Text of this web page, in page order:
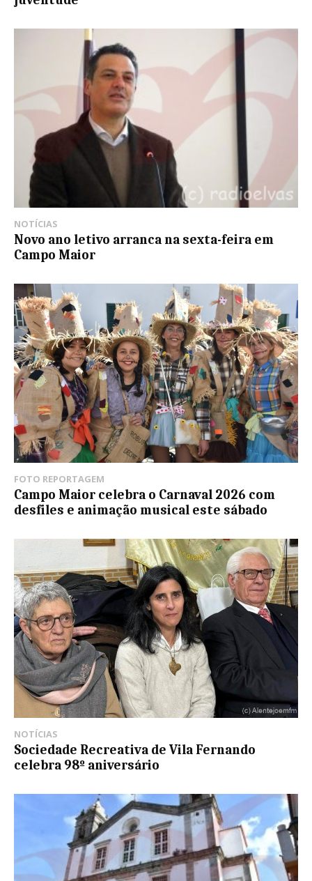
NOTÍCIAS
Novo ano letivo arranca na sexta-feira em
Campo Maior
FOTO REPORTAGEM
Campo Maior celebra o Carnaval 2026 com
desfiles e animação musical este sábado
NOTÍCIAS
Sociedade Recreativa de Vila Fernando
celebra 98º aniversário